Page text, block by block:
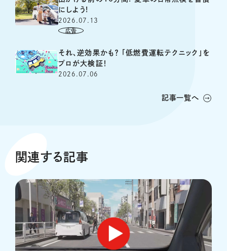
にしよう!
2026.07.13
それ、逆効果かも？ 「低燃費運転テクニック」を
プロが大検証！
2026.07.06
記事一覧へ
関連する記事